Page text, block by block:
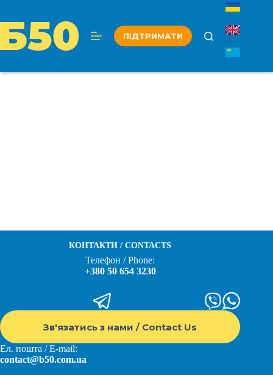
вмісту
ПІДТРИМАТИ
КОНТАКТИ / CONTACTS
Телефон / Phone:
+380 50 654 3230
Зв'язатись з нами / Contact Us
Ел. пошта / E-mail:
contact@b50.com.ua